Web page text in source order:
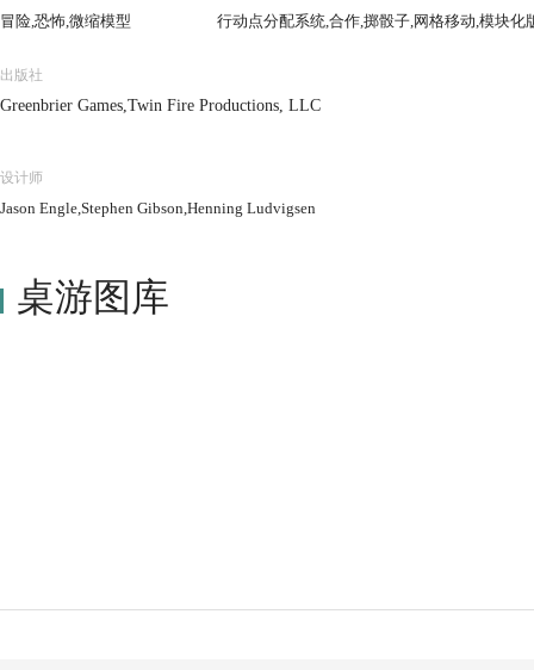
冒险,恐怖,微缩模型 行动点分配系统,合作,掷骰子,网格移动,模块化
出版社
Greenbrier Games,Twin Fire Productions, LLC
设计师
Jason Engle,Stephen Gibson,Henning Ludvigsen
桌游图库